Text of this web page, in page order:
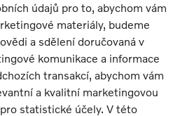
údajů pro to, abychom vám
materiály, budeme
a sdělení doručovaná v
komunikace a informace
transakcí, abychom vám
a kvalitní marketingovou
statistické účely. V této